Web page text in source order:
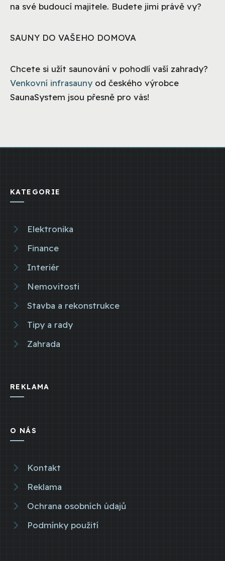
na své budoucí majitele. Budete jimi právě vy?
SAUNY DO VAŠEHO DOMOVA
Chcete si užít saunování v pohodlí vaší zahrady?
Venkovní infrasauny od českého výrobce
SaunaSystem jsou přesně pro vás!
KATEGORIE
Elektronika
Finance
Interiér
Nemovitosti
Stavba a rekonstrukce
Tipy a rady
Zahrada
REKLAMA
O NÁS
Kontakt
Reklama
Ochrana osobních údajů
Podmínky použití